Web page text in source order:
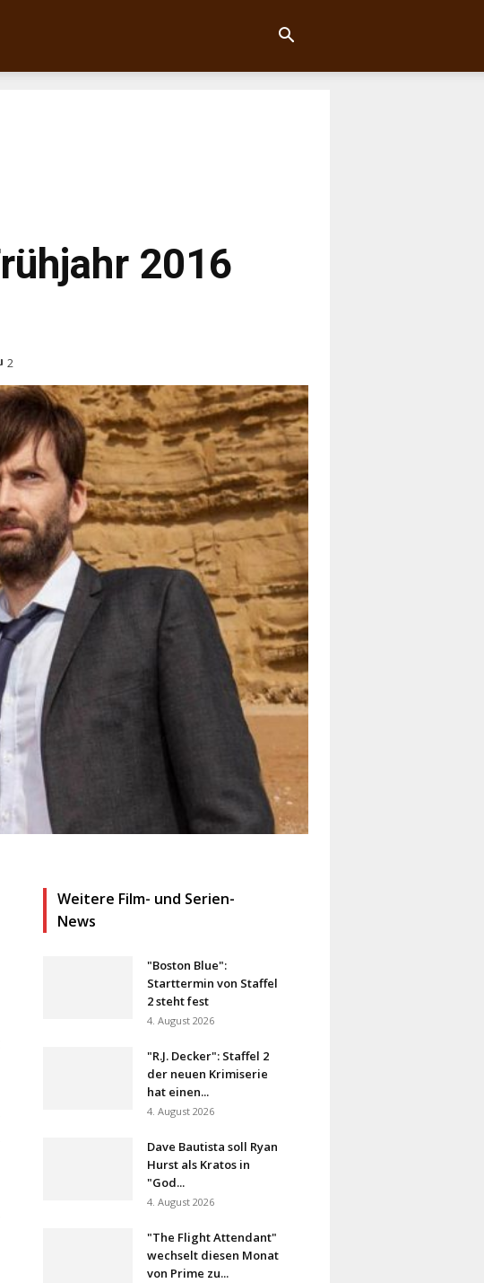
2016
2
Weitere Film- und Serien-
News
"Boston Blue":
Starttermin von Staffel
2 steht fest
4. August 2026
"R.J. Decker": Staffel 2
der neuen Krimiserie
hat einen...
4. August 2026
Dave Bautista soll Ryan
Hurst als Kratos in
"God...
4. August 2026
"The Flight Attendant"
wechselt diesen Monat
von Prime zu...